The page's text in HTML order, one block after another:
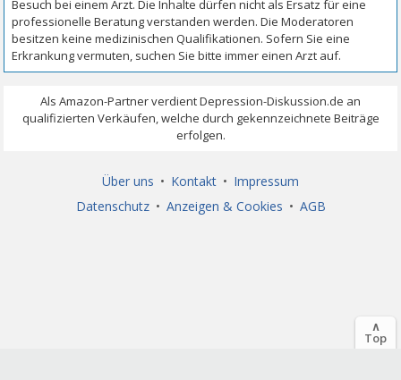
Über uns • Kontakt • Impressum
Datenschutz • Anzeigen & Cookies • AGB
∧
Top